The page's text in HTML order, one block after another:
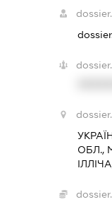
ОБЛ.,